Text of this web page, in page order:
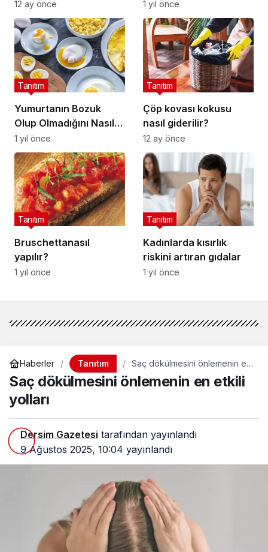
12 ay önce Anlarım?
1 yıl önce
Yumurtanın Bozuk
Olup Olmadığını Nasıl
Anlarsınız?
Tanıtım
1 yıl önce
Çöp kovası kokusu
nasıl giderilir?
Tanıtım
12 ay önce
Bruschettanasıl
yapılır?
Tanıtım
1 yıl önce
Kadınlarda kısırlık
riskini artıran gıdalar
Tanıtım
1 yıl önce
Haberler Tanıtım
Saç dökülmesini önlemenin en
etkili yolları
Saç dökülmesini önlemenin en etkili
yolları
Dersim Gazetesi tarafından yayınlandı
9 Ağustos 2025, 10:04 yayınlandı